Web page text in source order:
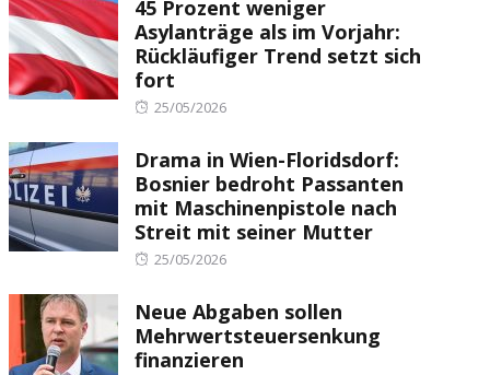
45 Prozent weniger
Asylanträge als im Vorjahr:
Rückläufiger Trend setzt sich
fort
Posted
25/05/2026
Drama in Wien-Floridsdorf:
Bosnier bedroht Passanten
mit Maschinenpistole nach
Streit mit seiner Mutter
Posted
25/05/2026
Neue Abgaben sollen
Mehrwertsteuersenkung
finanzieren